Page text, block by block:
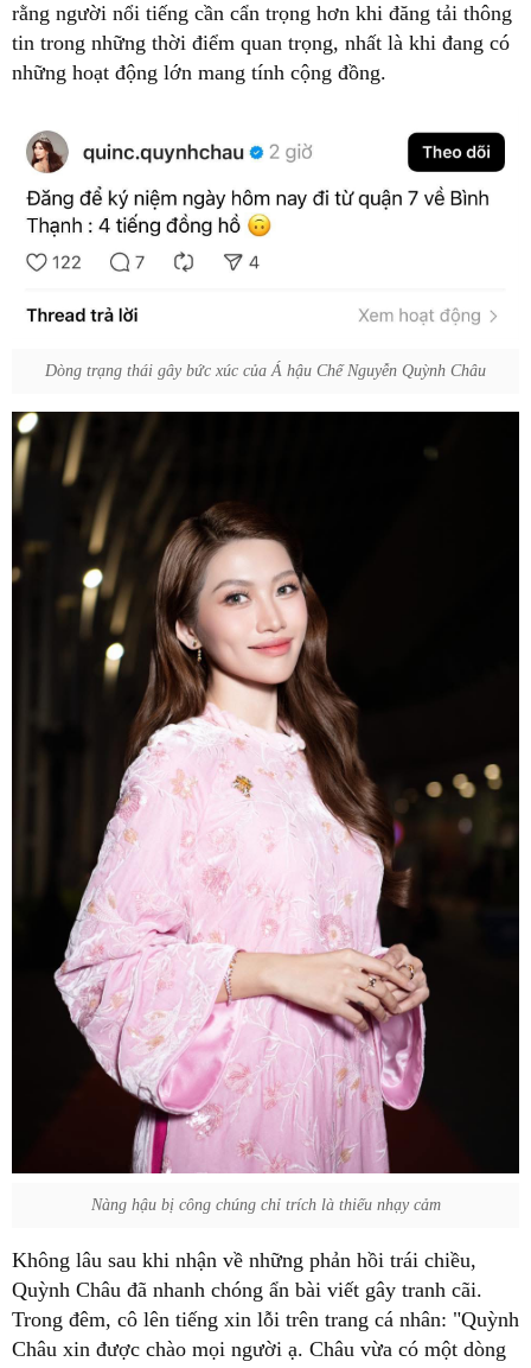
rằng người nổi tiếng cần cẩn trọng hơn khi đăng tải thông
tin trong những thời điểm quan trọng, nhất là khi đang có
những hoạt động lớn mang tính cộng đồng.
Dòng trạng thái gây bức xúc của Á hậu Chế Nguyễn Quỳnh Châu
Nàng hậu bị công chúng chỉ trích là thiếu nhạy cảm
Không lâu sau khi nhận về những phản hồi trái chiều,
Quỳnh Châu đã nhanh chóng ẩn bài viết gây tranh cãi.
Trong đêm, cô lên tiếng xin lỗi trên trang cá nhân: "Quỳnh
Châu xin được chào mọi người ạ. Châu vừa có một dòng